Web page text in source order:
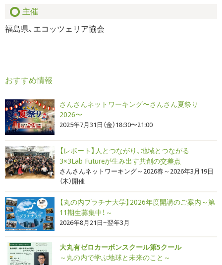
主催
福島県、エコッツェリア協会
おすすめ情報
さんさんネットワーキング〜さんさん夏祭り
2026〜
2025年7月31日（金）18:30〜21:00
【レポート】人とつながり、地域とつながる
3×3Lab Futureが生み出す共創の交差点
さんさんネットワーキング～2026春～2026年3月19日
（木）開催
【丸の内プラチナ大学】2026年度開講のご案内～第
11期生募集中！～
2026年8月21日−翌年3月
大丸有ゼロカーボンスクール第5クール
～丸の内で学ぶ地球と未来のこと～